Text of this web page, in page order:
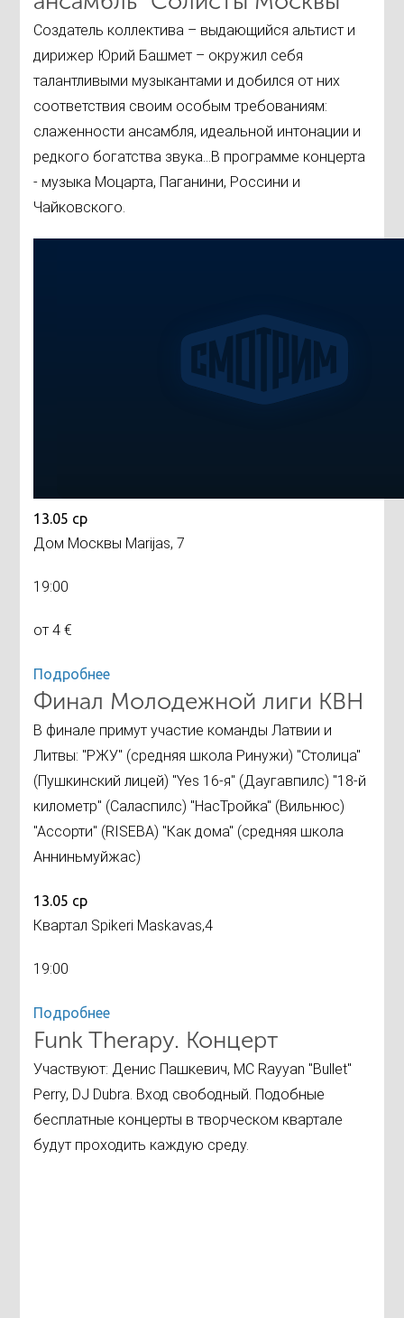
Создатель коллектива – выдающийся альтист и
дирижер Юрий Башмет – окружил себя
талантливыми музыкантами и добился от них
соответствия своим особым требованиям:
слаженности ансамбля, идеальной интонации и
редкого богатства звука...В программе концерта
- музыка Моцарта, Паганини, Россини и
Чайковского.
13.05 ср
Дом Москвы Marijas, 7
19:00
от 4 €
Подробнее
Финал Молодежной лиги КВН
В финале примут участие команды Латвии и
Литвы: "РЖУ" (средняя школа Ринужи) "Столица"
(Пушкинский лицей) "Yes 16-я" (Даугавпилс) "18-й
километр" (Саласпилс) "НасТройка" (Вильнюс)
"Ассорти" (RISEBA) "Как дома" (средняя школа
Анниньмуйжас)
13.05 ср
Квартал Spikeri Maskavas,4
19:00
Подробнее
Funk Therapy. Концерт
Участвуют: Денис Пашкевич, MC Rayyan "Bullet"
Perry, DJ Dubra. Вход свободный. Подобные
бесплатные концерты в творческом квартале
будут проходить каждую среду.